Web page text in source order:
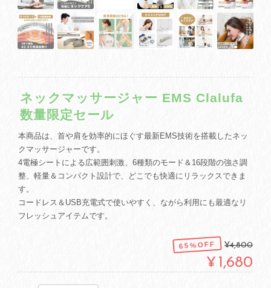
ネックマッサージャー EMS Clalufa
数量限定セール
本商品は、首や肩を効率的にほぐす最新EMS技術を搭載したネッ
クマッサージャーです。
4電極シートによる広範囲刺激、6種類のモード＆16段階の強さ調
整、軽量＆コンパクト設計で、どこでも快適にリラックスできま
す。
コードレス＆USB充電式で使いやすく、ながら利用にも最適なリ
フレッシュアイテムです。
65%OFF ¥4,800
¥1,680